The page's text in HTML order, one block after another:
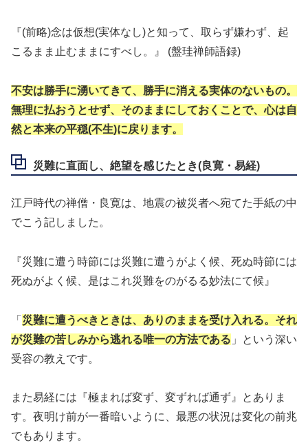
『(前略)念は仮想(実体なし)と知って、取らず嫌わず、起
こるまま止むままにすべし。』 (盤珪禅師語録)
不安は勝手に湧いてきて、勝手に消える実体のないもの。
無理に払おうとせず、そのままにしておくことで、心は自
然と本来の平穏(不生)に戻ります。
災難に直面し、絶望を感じたとき(良寛・易経)
江戸時代の禅僧・良寛は、地震の被災者へ宛てた手紙の中
でこう記しました。
『災難に遭う時節には災難に遭うがよく候、死ぬ時節には
死ぬがよく候、是はこれ災難をのがるる妙法にて候』
「 災難に遭うべきときは、ありのままを受け入れる。それ
が災難の苦しみから逃れる唯一の方法である 」という深い
受容の教えです。
また易経には『極まれば変ず、変ずれば通ず』とありま
す。夜明け前が一番暗いように、最悪の状況は変化の前兆
でもあります。